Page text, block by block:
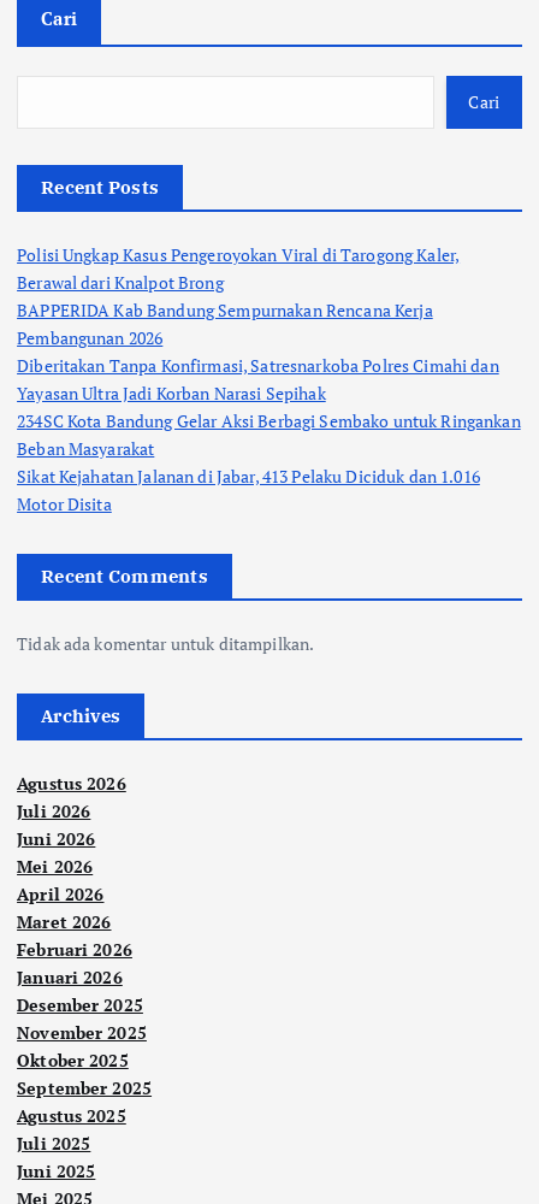
Cari
Cari
Recent Posts
Polisi Ungkap Kasus Pengeroyokan Viral di Tarogong Kaler,
Berawal dari Knalpot Brong
BAPPERIDA Kab Bandung Sempurnakan Rencana Kerja
Pembangunan 2026
Diberitakan Tanpa Konfirmasi, Satresnarkoba Polres Cimahi dan
Yayasan Ultra Jadi Korban Narasi Sepihak
234SC Kota Bandung Gelar Aksi Berbagi Sembako untuk Ringankan
Beban Masyarakat
Sikat Kejahatan Jalanan di Jabar, 413 Pelaku Diciduk dan 1.016
Motor Disita
Recent Comments
Tidak ada komentar untuk ditampilkan.
Archives
Agustus 2026
Juli 2026
Juni 2026
Mei 2026
April 2026
Maret 2026
Februari 2026
Januari 2026
Desember 2025
November 2025
Oktober 2025
September 2025
Agustus 2025
Juli 2025
Juni 2025
Mei 2025